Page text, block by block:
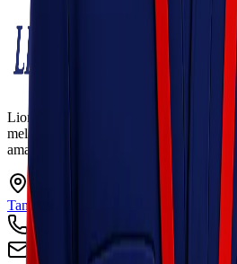
Lionel Express adalah perusahaan jasa
melayani pengiriman barang ke seluruh
aman, dan harga kompetitif.
Ruko Garden Square Blok G No.
Tangerang, Banten 15124
+62 813 8838 8182
info@lionelexpress.com